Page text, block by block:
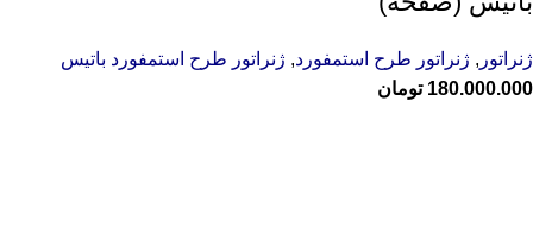
ژنراتور , ژنراتور طرح استمفورد, ژنراتور طرح استمفورد باتیس
180.000.000 تومان